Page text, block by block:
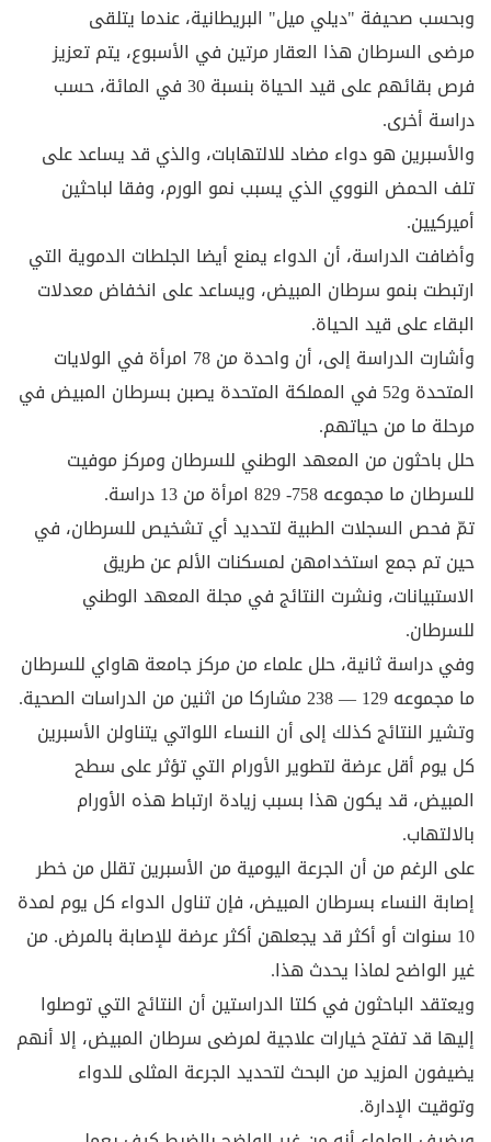
وبحسب صحيفة "ديلي ميل" البريطانية، عندما يتلقى
مرضى السرطان هذا العقار مرتين في الأسبوع، يتم تعزيز
فرص بقائهم على قيد الحياة بنسبة 30 في المائة، حسب
دراسة أخرى.
والأسبرين هو دواء مضاد للالتهابات، والذي قد يساعد على
تلف الحمض النووي الذي يسبب نمو الورم، وفقا لباحثين
أميركيين.
وأضافت الدراسة، أن الدواء يمنع أيضا الجلطات الدموية التي
ارتبطت بنمو سرطان المبيض، ويساعد على انخفاض معدلات
البقاء على قيد الحياة.
وأشارت الدراسة إلى، أن واحدة من 78 امرأة في الولايات
المتحدة و52 في المملكة المتحدة يصبن بسرطان المبيض في
مرحلة ما من حياتهم.
حلل باحثون من المعهد الوطني للسرطان ومركز موفيت
للسرطان ما مجموعه 758- 829 امرأة من 13 دراسة.
تمّ فحص السجلات الطبية لتحديد أي تشخيص للسرطان، في
حين تم جمع استخدامهن لمسكنات الألم عن طريق
الاستبيانات، ونشرت النتائج في مجلة المعهد الوطني
للسرطان.
وفي دراسة ثانية، حلل علماء من مركز جامعة هاواي للسرطان
ما مجموعه 129 — 238 مشاركا من اثنين من الدراسات الصحية.
وتشير النتائج كذلك إلى أن النساء اللواتي يتناولن الأسبرين
كل يوم أقل عرضة لتطوير الأورام التي تؤثر على سطح
المبيض، قد يكون هذا بسبب زيادة ارتباط هذه الأورام
بالالتهاب.
على الرغم من أن الجرعة اليومية من الأسبرين تقلل من خطر
إصابة النساء بسرطان المبيض، فإن تناول الدواء كل يوم لمدة
10 سنوات أو أكثر قد يجعلهن أكثر عرضة للإصابة بالمرض. من
غير الواضح لماذا يحدث هذا.
ويعتقد الباحثون في كلتا الدراستين أن النتائج التي توصلوا
إليها قد تفتح خيارات علاجية لمرضى سرطان المبيض، إلا أنهم
يضيفون المزيد من البحث لتحديد الجرعة المثلى للدواء
وتوقيت الإدارة.